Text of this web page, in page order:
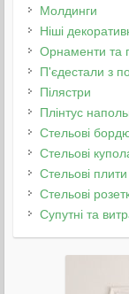
Молдинги
Ніші
Орнаменти та
П'єдестали з
Пілястри
Плінтус
Стельові
Стельові
Стельові
Стельові
Супутні та